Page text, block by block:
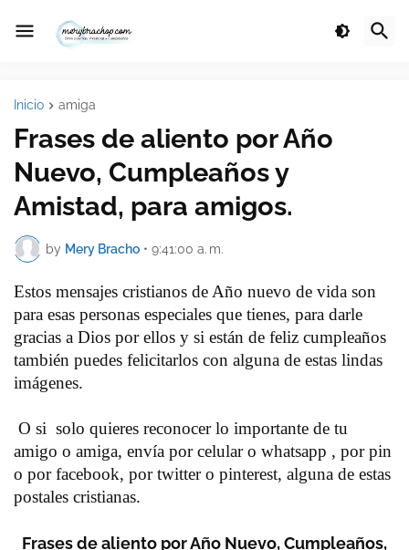
Inicio amiga
Frases de aliento por Año
Nuevo, Cumpleaños y
Amistad, para amigos.
by Mery Bracho • 9:41:00 a. m.
Estos mensajes cristianos de Año nuevo de vida son
para esas personas especiales que tienes, para darle
gracias a Dios por ellos y si están de feliz cumpleaños
también puedes felicitarlos con alguna de estas lindas
imágenes.
O si solo quieres reconocer lo importante de tu
amigo o amiga, envía por celular o whatsapp , por pin
o por facebook, por twitter o pinterest, alguna de estas
postales cristianas.
Frases de aliento por Año Nuevo, Cumpleaños,